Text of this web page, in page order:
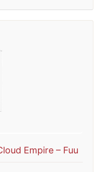
Empire – Fuu